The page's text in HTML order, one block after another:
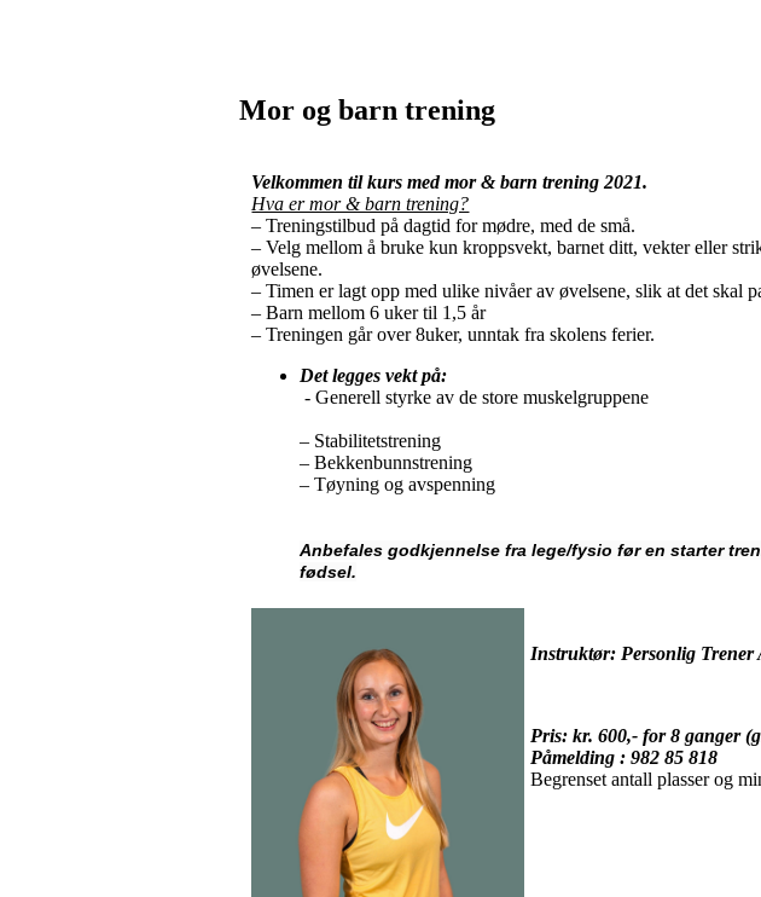
Mor og barn trening
Velkommen til kurs med mor & barn trening 2021.
Hva er mor & barn trening?
– Treningstilbud på dagtid for mødre, med de små.
– Velg mellom å bruke kun kroppsvekt, barnet ditt, vekter eller
øvelsene.
– Timen er lagt opp med ulike nivåer av øvelsene, slik at det skal
– Barn mellom 6 uker til 1,5 år
– Treningen går over 8uker, unntak fra skolens ferier.
Det legges vekt på:
- Generell styrke av de store
– Stabilitetstrening
– Bekkenbunnstrening
– Tøyning og avspenning
Anbefales godkjennelse fra lege/fysio før en starter
fødsel.
Instruktør: Personlig Trener
Pris: kr. 600,- for 8 ganger
Påmelding : 982 85 818
Begrenset antall plasser og